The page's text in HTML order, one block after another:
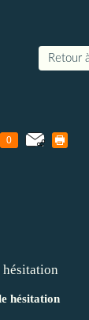
Retour
0
hésitation